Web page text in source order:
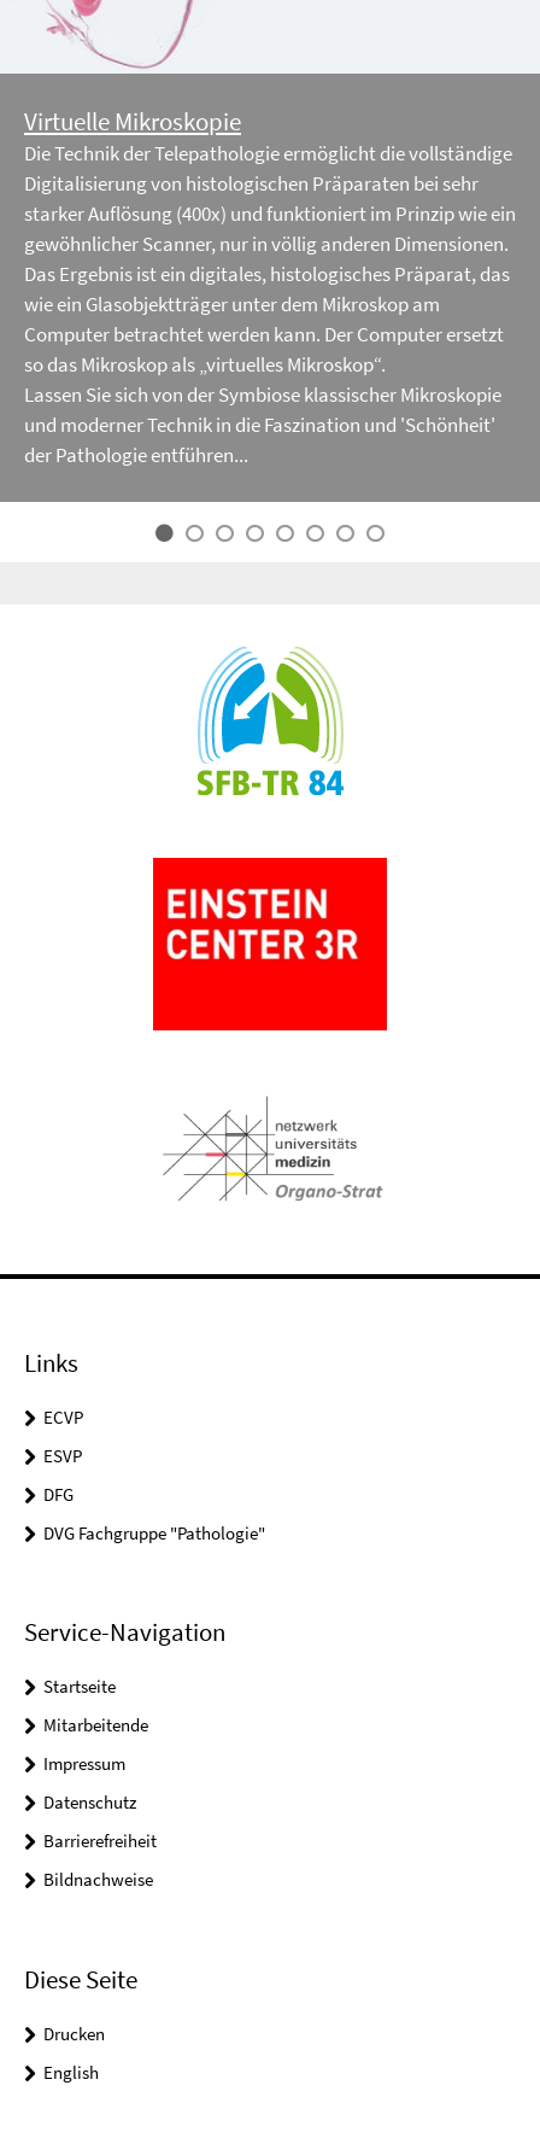
Virtuelle Mikroskopie
Die Technik der Telepathologie ermöglicht die vollständige
Digitalisierung von histologischen Präparaten bei sehr
starker Auflösung (400x) und funktioniert im Prinzip wie ein
gewöhnlicher Scanner, nur in völlig anderen Dimensionen.
Das Ergebnis ist ein digitales, histologisches Präparat, das
wie ein Glasobjektträger unter dem Mikroskop am
Computer betrachtet werden kann. Der Computer ersetzt
so das Mikroskop als „virtuelles Mikroskop“.
Lassen Sie sich von der Symbiose klassischer Mikroskopie
und moderner Technik in die Faszination und 'Schönheit'
der Pathologie entführen...
Links
ECVP
ESVP
DFG
DVG Fachgruppe "Pathologie"
Service-Navigation
Startseite
Mitarbeitende
Impressum
Datenschutz
Barrierefreiheit
Bildnachweise
Diese Seite
Drucken
English